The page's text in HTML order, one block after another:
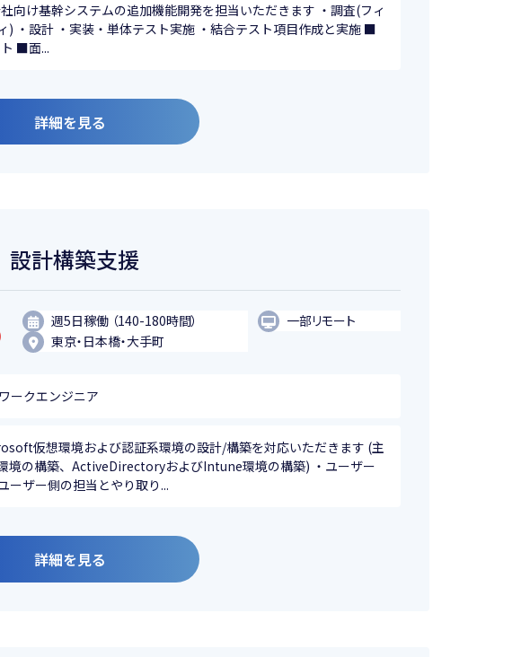
向け基幹システムの追加機能開発を担当いただきます ・調査(フィ
) ・設計 ・実装・単体テスト実施 ・結合テスト項目作成と実施 ■
■面...
詳細を見る
設計構築支援
週5日稼働 （140-180時間）
一部リモート
東京・日本橋・大手町
ークエンジニア
仮想環境および認証系環境の設計/構築を対応いただきます (主
境の構築、ActiveDirectoryおよびIntune環境の構築) ・ユーザー
ーザー側の担当とやり取り...
詳細を見る